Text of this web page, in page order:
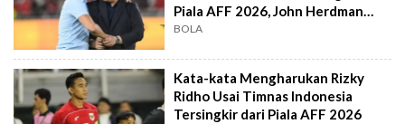
Piala AFF 2026, John Herdman
Out?
BOLA
Kata-kata Mengharukan Rizky
Ridho Usai Timnas Indonesia
Tersingkir dari Piala AFF 2026